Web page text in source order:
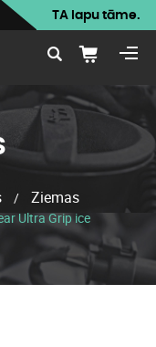
TA lapu tāme.
/
Ziemas
Ultra Grip ice